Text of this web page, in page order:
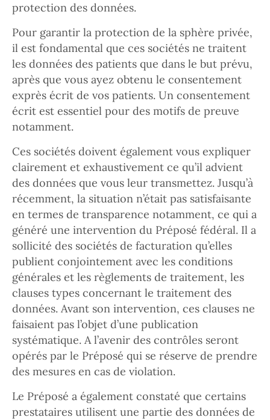
protection des données.
Pour garantir la protection de la sphère privée,
il est fondamental que ces sociétés ne traitent
les données des patients que dans le but prévu,
après que vous ayez obtenu le consentement
exprès écrit de vos patients. Un consentement
écrit est essentiel pour des motifs de preuve
notamment.
Ces sociétés doivent également vous expliquer
clairement et exhaustivement ce qu’il advient
des données que vous leur transmettez. Jusqu’à
récemment, la situation n’était pas satisfaisante
en termes de transparence notamment, ce qui a
généré une intervention du Préposé fédéral. Il a
sollicité des sociétés de facturation qu’elles
publient conjointement avec les conditions
générales et les règlements de traitement, les
clauses types concernant le traitement des
données. Avant son intervention, ces clauses ne
faisaient pas l’objet d’une publication
systématique. A l’avenir des contrôles seront
opérés par le Préposé qui se réserve de prendre
des mesures en cas de violation.
Le Préposé a également constaté que certains
prestataires utilisent une partie des données de